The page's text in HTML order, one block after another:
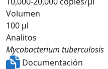
Volumen
100 µl
Analitos
Mycobacterium tuberculosis
Documentación